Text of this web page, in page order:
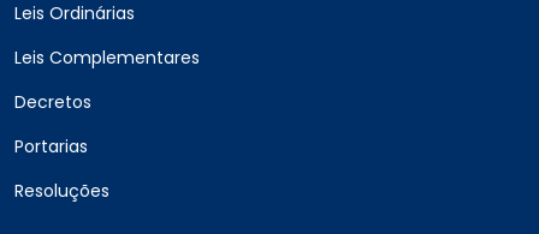
Leis Ordinárias
Leis Complementares
Decretos
Portarias
Resoluções